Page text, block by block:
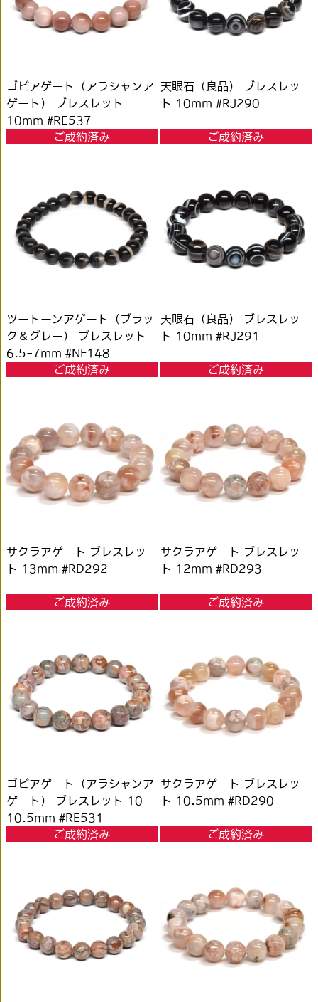
ゴビアゲート（アラシャンア
ゲート） ブレスレット
10mm #RE537
ご成約済み
天眼石（良品） ブレスレッ
ト 10mm #RJ290
ご成約済み
ツートーンアゲート（ブラッ
ク＆グレー） ブレスレット
6.5-7mm #NF148
ご成約済み
天眼石（良品） ブレスレッ
ト 10mm #RJ291
ご成約済み
サクラアゲート ブレスレッ
ト 13mm #RD292
ご成約済み
サクラアゲート ブレスレッ
ト 12mm #RD293
ご成約済み
ゴビアゲート（アラシャンア
ゲート） ブレスレット 10-
10.5mm #RE531
ご成約済み
サクラアゲート ブレスレッ
ト 10.5mm #RD290
ご成約済み